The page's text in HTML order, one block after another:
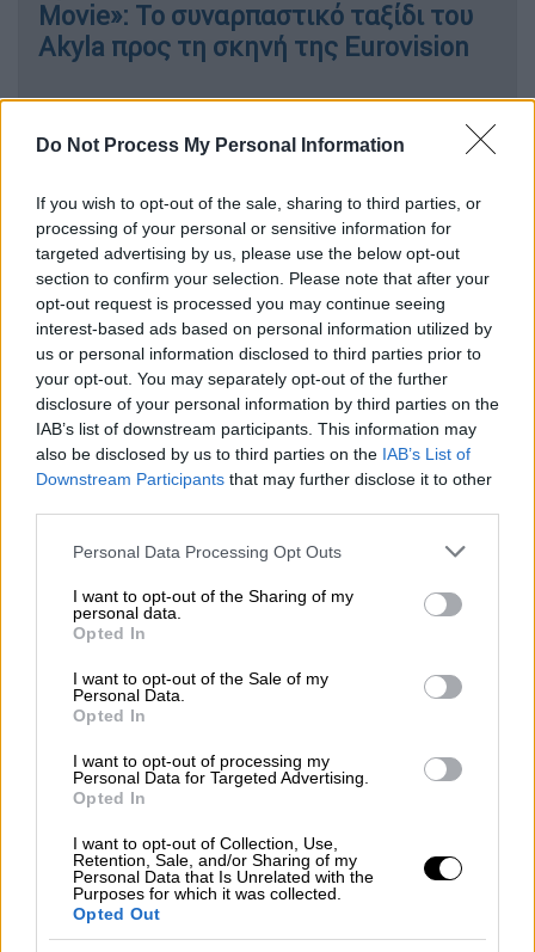
Do Not Process My Personal Information
If you wish to opt-out of the sale, sharing to third parties, or
processing of your personal or sensitive information for
targeted advertising by us, please use the below opt-out
section to confirm your selection. Please note that after your
opt-out request is processed you may continue seeing
interest-based ads based on personal information utilized by
us or personal information disclosed to third parties prior to
your opt-out. You may separately opt-out of the further
disclosure of your personal information by third parties on the
IAB’s list of downstream participants. This information may
also be disclosed by us to third parties on the IAB’s List of
Downstream Participants that may further disclose it to other
Please note that this website/app uses one or more Google
not limited to your visit or usage behaviour. You may click to
grant or deny consent to Google and its third-party tags to
use your data for below specified purposes in below Google
consent section.
Personal Data Processing Opt Outs
I want to opt-out of the Sharing of my
personal data.
Opted In
I want to opt-out of the Sale of my
Personal Data.
Opted In
I want to opt-out of processing my
Personal Data for Targeted Advertising.
Opted In
I want to opt-out of Collection, Use,
Retention, Sale, and/or Sharing of my
Personal Data that Is Unrelated with the
Purposes for which it was collected.
Opted Out
Movie»: Το συναρπαστικό ταξίδι του
Akyla προς τη σκηνή της Eurovision
«Δεν επικοινώνησαν ποτέ μαζί μου»
Η Έφη Παπαθεοδώρου τόνισε πως δεν είχε
κάποια επίσημη ενημέρωση για την αλλαγή
σχεδιασμού, σημειώνοντας ότι η ίδια δεν
γνωρίζει τι ακριβώς συνέβη παρασκηνιακά.
Όπως ανέφερε, οι υπεύθυνοι της παραγωγής
δεν ήρθαν ποτέ σε επαφή μαζί της μετά την
αρχική πρόταση, ενώ παρέπεμψε στον ίδιο
τον Akyla για περισσότερες εξηγήσεις
σχετικά με το θέμα.
ελληνική αποστολή, αποφεύγοντας ωστόσο
να δώσει περισσότερες λεπτομέρειες.